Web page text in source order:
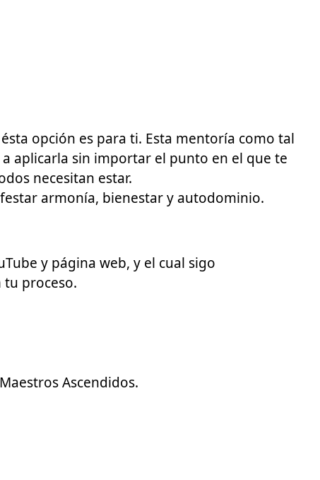
opción es para ti. Esta mentoría como tal
aplicarla sin importar el punto en el que te
necesitan estar.
armonía, bienestar y autodominio.
y página web, y el cual sigo
proceso.
Ascendidos.